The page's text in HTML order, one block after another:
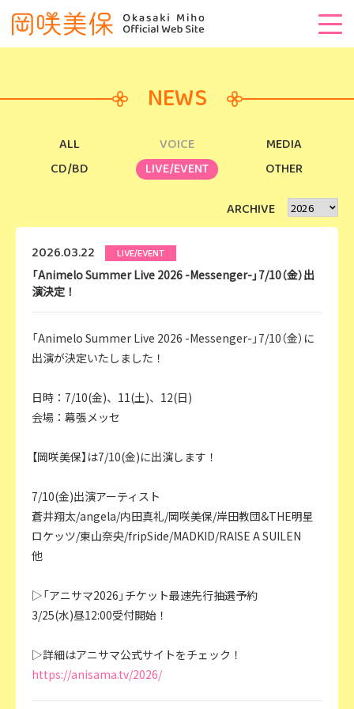
NEWS
ALL VOICE
MEDIA
CD/BD
LIVE/EVENT OTHER
ARCHIVE
2026.03.22 LIVE/EVENT
「Animelo Summer Live 2026 -Messenger-」7/10（金）出
演決定！
「Animelo Summer Live 2026 -Messenger-」7/10（金）に
出演が決定いたしました！
日時：7/10(金)、11(土)、12(日)
会場：幕張メッセ
【岡咲美保】は7/10(金)に出演します！
7/10(金)出演アーティスト
蒼井翔太/angela/内田真礼/岡咲美保/岸田教団&THE明星
ロケッツ/東山奈央/fripSide/MADKID/RAISE A SUILEN
他
▷「アニサマ2026」チケット最速先行抽選予約
3/25(水)昼12:00受付開始！
▷詳細はアニサマ公式サイトをチェック！
https://anisama.tv/2026/